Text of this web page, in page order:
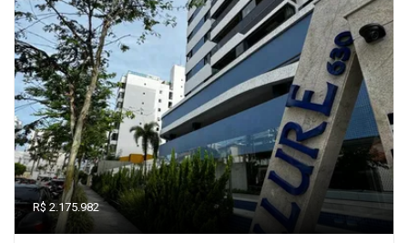
R$ 2.175.982